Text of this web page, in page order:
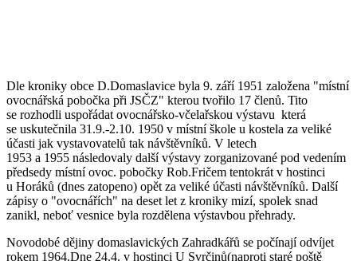
Dle kroniky obce D.Domaslavice byla 9. září 1951 založena "místní
ovocnářská pobočka při JSČZ" kterou tvořilo 17 členů. Tito
se rozhodli uspořádat ovocnářsko-včelařskou výstavu která
se uskutečnila 31.9.-2.10. 1950 v místní škole u kostela za veliké
účasti jak vystavovatelů tak návštěvníků. V letech
1953 a 1955 následovaly další výstavy zorganizované pod vedením
předsedy místní ovoc. pobočky Rob.Fričem tentokrát v hostinci
u Horáků (dnes zatopeno) opět za veliké účasti návštěvníků. Další
zápisy o "ovocnářích" na deset let z kroniky mizí, spolek snad
zanikl, neboť vesnice byla rozdělena výstavbou přehrady.
Novodobé dějiny domaslavických Zahradkářů se počínají odvíjet
rokem 1964.Dne 24.4. v hostinci U Svrčinů(naproti staré poště